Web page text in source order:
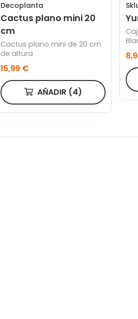
Decoplanta
Cactus plano mini 20
cm
Cactus plano mini de 20 cm
de altura
15,99 €
AÑADIR (4)